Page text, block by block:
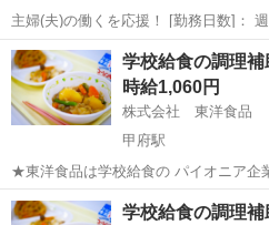
主婦(夫)の働くを応援！ [勤務日数]： 週3日~5日 12:00~15:00 月/火/水/
木/金 などから選べます [勤務地・最寄駅]： 山梨県甲府市善光寺2-7-1
甲府市立里垣小学校 株式会社レパ
山梨 甲府市 その他
学校給食の調理補
時給1,060円
株式会社 東洋食品
甲府駅
★東洋食品は学校給食の パイオニア企業！ ◎自校調理方式243校
◎センター方式321箇所以上 ★当社は北海道から九州まで 全国の子ど
もたちの6人に1人、 1日あたり「150万
山梨 甲府市 甲府駅 その他
学校給食の調理補